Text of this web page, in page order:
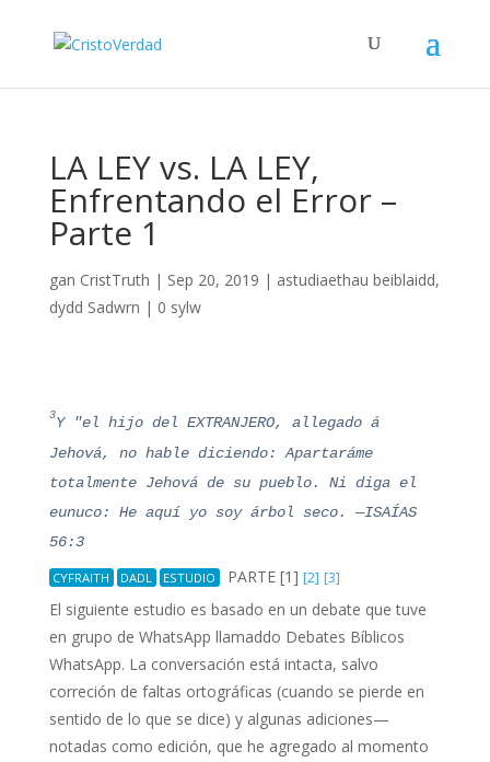
LA LEY vs. LA LEY,
Enfrentando el Error –
Parte 1
gan CristTruth | Sep 20, 2019 | astudiaethau beiblaidd,
dydd Sadwrn | 0 sylw
3Y "el hijo del EXTRANJERO, allegado á
Jehová, no hable diciendo: Apartaráme
totalmente Jehová de su pueblo. Ni diga el
eunuco: He aquí yo soy árbol seco.
—ISAÍAS
56:3
CYFRAITH DADL ESTUDIO PARTE [1] [2] [3]
El siguiente estudio es basado en un debate que tuve
en grupo de WhatsApp llamaddo Debates Bíblicos
WhatsApp. La conversación está intacta, salvo
correción de faltas ortográficas (cuando se pierde en
sentido de lo que se dice) y algunas adiciones—
notadas como edición, que he agregado al momento